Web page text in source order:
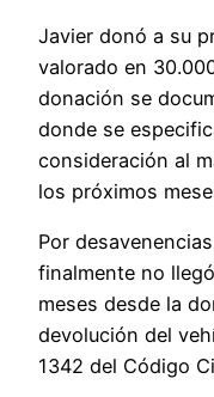
Javier donó a su
valorado en
donación se
donde se
consideración al
los próximos
Por
finalmente no
meses desde la
devolución del
1342 del Código